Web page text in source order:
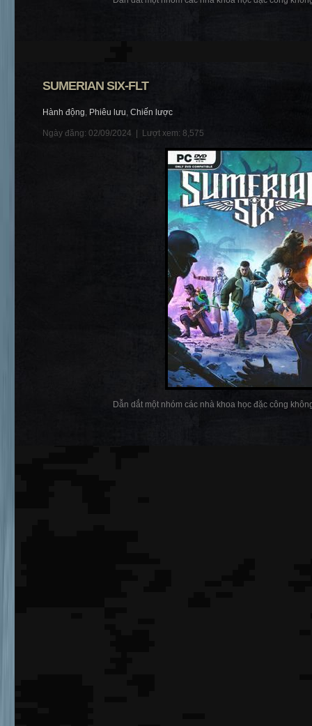
SUMERIAN SIX-FLT
Hành động, Phiêu lưu, Chiến lược
Ngày đăng: 02/09/2024 | Lượt xem: 8,575
Dẫn dắt một nhóm các nhà khoa học đặc công